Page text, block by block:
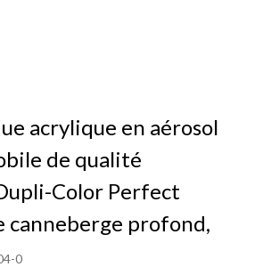
acrylique en aérosol
de qualité
Color Perfect
canneberge profond,
0